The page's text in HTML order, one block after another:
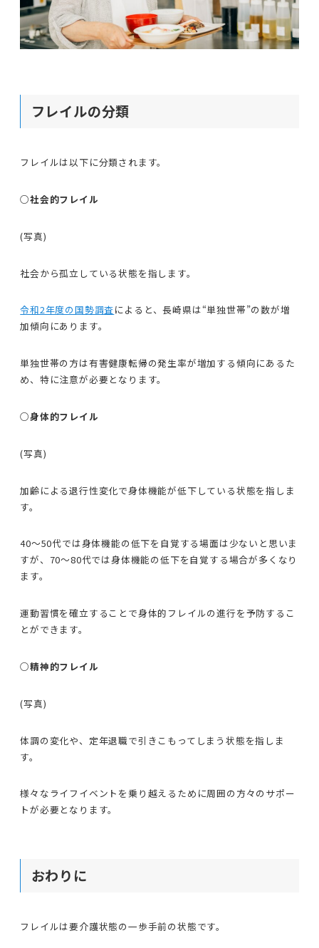
フレイルの分類
フレイルは以下に分類されます。
○社会的フレイル
(写真)
社会から孤立している状態を指します。
令和2年度の国勢調査によると、長崎県は“単独世帯”の数が増
加傾向にあります。
単独世帯の方は有害健康転帰の発生率が増加する傾向にあるた
め、特に注意が必要となります。
○身体的フレイル
(写真)
加齢による退行性変化で身体機能が低下している状態を指しま
す。
40〜50代では身体機能の低下を自覚する場面は少ないと思いま
すが、70〜80代では身体機能の低下を自覚する場合が多くなり
ます。
運動習慣を確立することで身体的フレイルの進行を予防するこ
とができます。
○精神的フレイル
(写真)
体調の変化や、定年退職で引きこもってしまう状態を指しま
す。
様々なライフイベントを乗り越えるために周囲の方々のサポー
トが必要となります。
おわりに
フレイルは要介護状態の一歩手前の状態です。